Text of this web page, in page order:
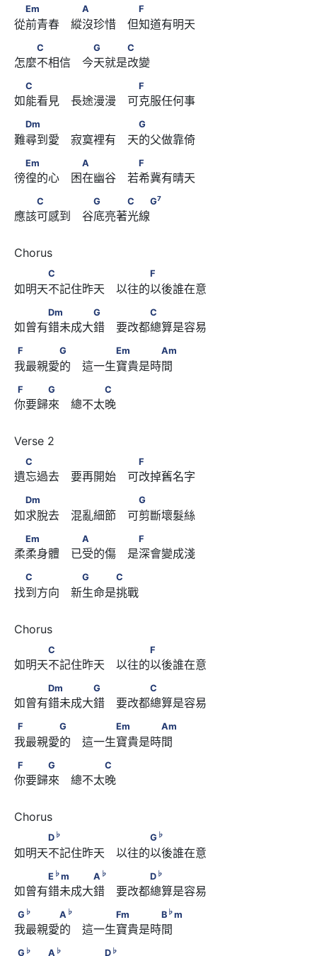
Em　　　 　A　　　 　F
Em A F
從前青春　縱沒珍惜　但知道有明天
C　　　 　G　　　C
C G C
怎麼不相信　今天就是改變
C　　　 　　　　 　F
C F
如能看見　長途漫漫　可克服任何事
Dm　　　 　　　　 　G
Dm G
難尋到愛　寂寞裡有　天的父做靠倚
Em　　　 　A　　　 　F
Em A F
徬徨的心　困在幽谷　若希冀有晴天
C　　　 　G　　　C　　G
C G C G7
應該可感到　谷底亮著光線
C　　　　　 　　　F
C F
如明天不記住昨天　以往的以後誰在意
Dm　　　　G　 　　　C
Dm G C
如曾有錯未成大錯　要改都總算是容易
F　　　　G　 　　　Em　　　　Am
F G Em Am
我最親愛的　這一生寶貴是時間
F　　　G　 　　　C
F G C
你要歸來　總不太晚
C　　　 　　　　 　F
C F
遺忘過去　要再開始　可改掉舊名字
Dm　　　 　　　　 　G
Dm G
如求脫去　混亂細節　可剪斷壞髮絲
Em　　　 　A　　　 　F
Em A F
柔柔身體　已受的傷　是深會變成淺
C　　　 　G　　　C
C G C
找到方向　新生命是挑戰
C　　　　　 　　　F
C F
如明天不記住昨天　以往的以後誰在意
Dm　　　　G　 　　　C
Dm G C
如曾有錯未成大錯　要改都總算是容易
F　　　　G　 　　　Em　　　　Am
F G Em Am
我最親愛的　這一生寶貴是時間
F　　　G　 　　　C
F G C
你要歸來　總不太晚
D ♭ G
D ♭ G ♭
如明天不記住昨天　以往的以後誰在意
E ♭ m　　　　A D
E ♭m A ♭ D ♭
如曾有錯未成大錯　要改都總算是容易
G♭ A Fm　　　　B
G ♭ A ♭ Fm B ♭m
我最親愛的　這一生寶貴是時間
G♭ A D
G ♭ A ♭ D ♭